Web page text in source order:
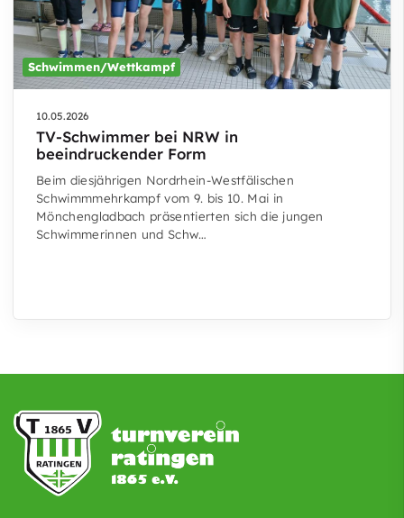
Schwimmen/Wettkampf
10.05.2026
TV-Schwimmer bei NRW in
beeindruckender Form
Beim diesjährigen Nordrhein-Westfälischen
Schwimmmehrkampf vom 9. bis 10. Mai in
Mönchengladbach präsentierten sich die jungen
Schwimmerinnen und Schw…